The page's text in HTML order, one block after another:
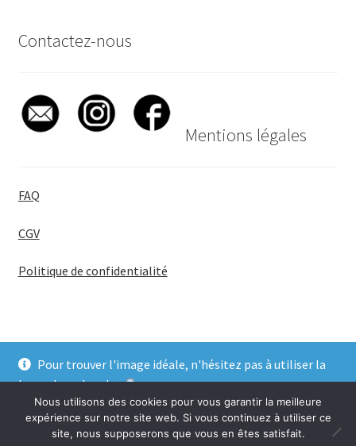
Pour trouver l'image idéale, n'hésitez pas à utiliser la
barre de recherche
Ignorer
Contactez-nous
Mentions légales
FAQ
CGV
Politique de confidentialité
© BadgeGirl® 2026
Nous utilisons des cookies pour vous garantir la meilleure
expérience sur notre site web. Si vous continuez à utiliser ce
site, nous supposerons que vous en êtes satisfait.